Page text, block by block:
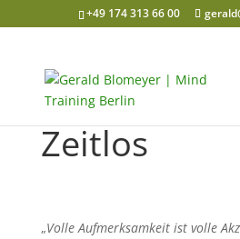
+49 174 313 66 00
Zeitlos
„Volle Aufmerksamkeit ist volle